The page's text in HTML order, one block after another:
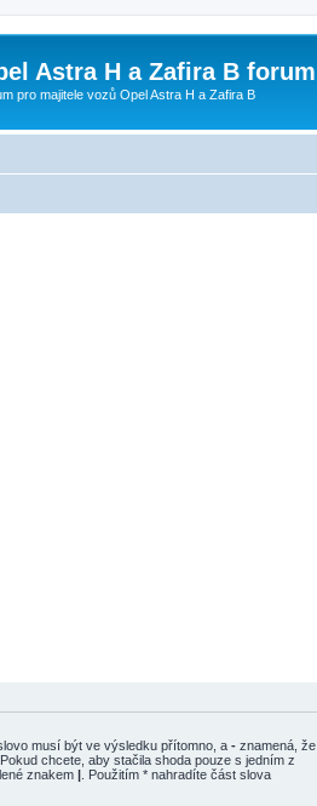
Astra H a Zafira B forum
pro majitele vozů Opel Astra H a Zafira B
musí být ve výsledku přítomno, a - znamená, že
chcete, aby stačila shoda pouze s jedním z
znakem | . Použitím * nahradíte část slova